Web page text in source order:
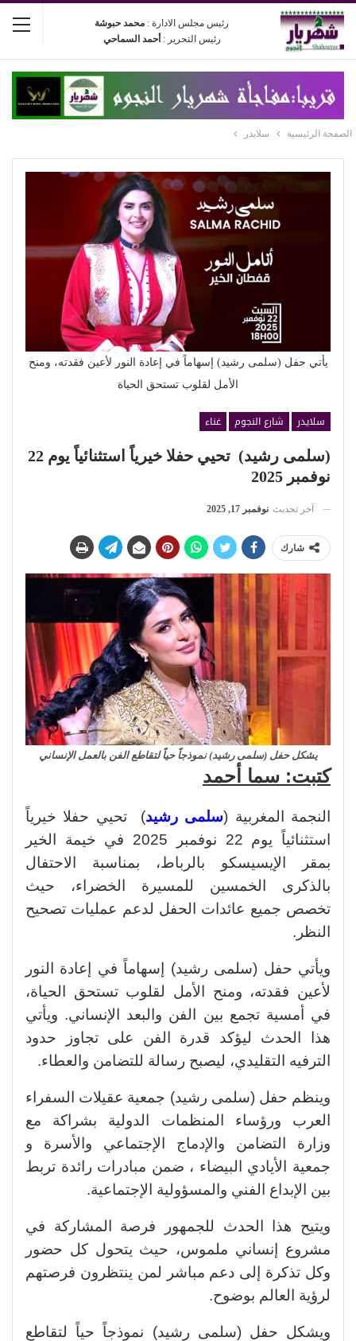
رئيس مجلس الادارة : محمد حبوشة
رئيس التحرير : أحمد السماحي
الصفحة الرئيسية سلايدر
يأتي حفل (سلمى رشيد) إسهاماً في إعادة النور لأعين فقدته، ومنح
الأمل لقلوب تستحق الحياة
سلايدر شارع النجوم
غناء
(سلمى رشيد) تحيي حفلا خيرياً استثنائياً يوم 22
نوفمبر 2025
آخر تحديث نوفمبر 17, 2025
شارك
يشكل حفل (سلمى رشيد) نموذجاً حياً لتقاطع الفن بالعمل الإنساني
كتبت: سما أحمد
النجمة المغربية (سلمى رشيد) تحيي حفلا خيرياً
استثنائياً يوم 22 نوفمبر 2025 في خيمة الخير
بمقر الإيسيسكو بالرباط، بمناسبة الاحتفال
بالذكرى الخمسين للمسيرة الخضراء، حيث
تخصص جميع عائدات الحفل لدعم عمليات تصحيح
النظر.
ويأتي حفل (سلمى رشيد) إسهاماً في إعادة النور
لأعين فقدته، ومنح الأمل لقلوب تستحق الحياة،
في أمسية تجمع بين الفن والبعد الإنساني. ويأتي
هذا الحدث ليؤكد قدرة الفن على تجاوز حدود
الترفيه التقليدي، ليصبح رسالة للتضامن والعطاء.
وينظم حفل (سلمى رشيد) جمعية عقيلات السفراء
العرب ورؤساء المنظمات الدولية بشراكة مع
وزارة التضامن والإدماج الإجتماعي والأسرة و
جمعية الأيادي البيضاء ، ضمن مبادرات رائدة تربط
بين الإبداع الفني والمسؤولية الإجتماعية.
ويتيح هذا الحدث للجمهور فرصة المشاركة في
مشروع إنساني ملموس، حيث يتحول كل حضور
وكل تذكرة إلى دعم مباشر لمن ينتظرون فرصتهم
لرؤية العالم بوضوح.
ويشكل حفل (سلمى رشيد) نموذجاً حياً لتقاطع